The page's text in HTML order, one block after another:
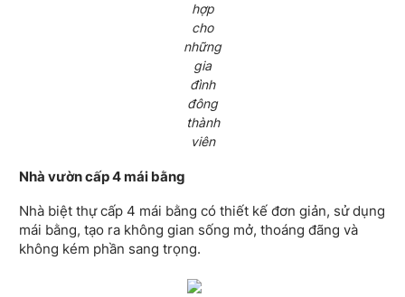
hợp
cho
những
gia
đình
đông
thành
viên
Nhà vườn cấp 4 mái bằng
Nhà biệt thự cấp 4 mái bằng có thiết kế đơn giản, sử dụng
mái bằng, tạo ra không gian sống mở, thoáng đãng và
không kém phần sang trọng.